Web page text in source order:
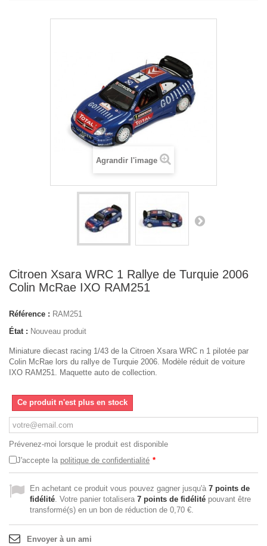
Agrandir l'image
Citroen Xsara WRC 1 Rallye de Turquie 2006
Colin McRae IXO RAM251
Référence : RAM251
État : Nouveau produit
Miniature diecast racing 1/43 de la Citroen Xsara WRC n 1 pilotée par
Colin McRae lors du rallye de Turquie 2006. Modèle réduit de voiture
IXO RAM251. Maquette auto de collection.
Ce produit n'est plus en stock
Prévenez-moi lorsque le produit est disponible
J'accepte la politique de confidentialité *
En achetant ce produit vous pouvez gagner jusqu'à 7 points de
fidélité. Votre panier totalisera 7 points de fidélité pouvant être
transformé(s) en un bon de réduction de 0,70 €.
Envoyer à un ami